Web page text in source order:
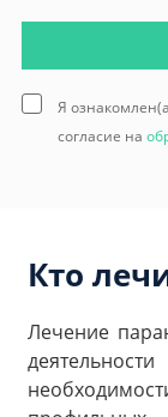
Я
согласие на
Кто
Лечение